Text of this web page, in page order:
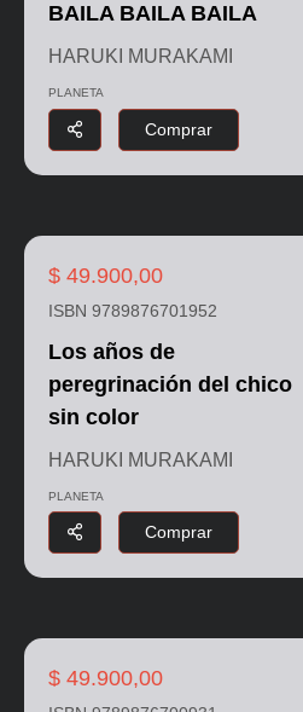
BAILA BAILA BAILA
HARUKI MURAKAMI
PLANETA
Comprar
$ 49.900,00
ISBN 9789876701952
Los años de
peregrinación del chico
sin color
HARUKI MURAKAMI
PLANETA
Comprar
$ 49.900,00